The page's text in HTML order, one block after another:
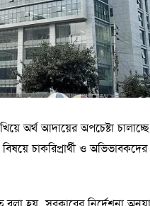
অর্থ আদায়ের অপচেষ্টা
চাকরিপ্রার্থী ও